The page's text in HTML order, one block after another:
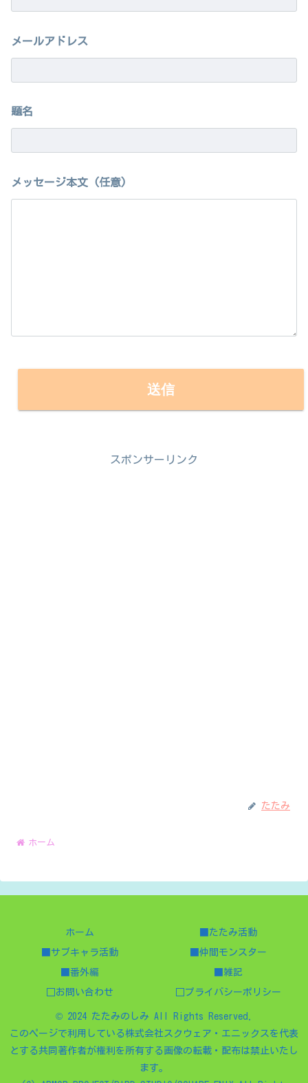
メールアドレス
題名
メッセージ本文 (任意)
スポンサーリンク
たたみ
ホーム
ホーム ■たたみ活動
■サブキャラ活動 ■仲間モンスター
■番外編 ■雑記
□お問い合わせ □プライバシーポリシー
© 2024 たたみのしみ All Rights Reserved.
このページで利用している株式会社スクウェア・エニックスを代表
とする共同著作者が権利を所有する画像の転載・配布は禁止いたし
ます。